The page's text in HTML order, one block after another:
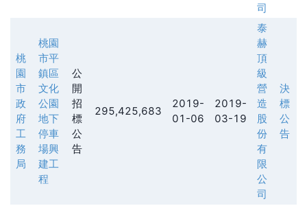
司
桃
園
市
政
府
工
務
局
桃園
市平
鎮區
文化
公園
地下
停車
場興
建工
程
公
開
招
標
公
告
295,425,683
2019-
01-06
2019-
03-19
泰
赫
頂
級
營
造
股
份
有
限
公
司
決
標
公
告